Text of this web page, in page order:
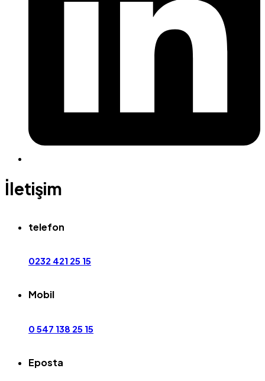
İletişim
telefon
0232 421 25 15
Mobil
0 547 138 25 15
Eposta